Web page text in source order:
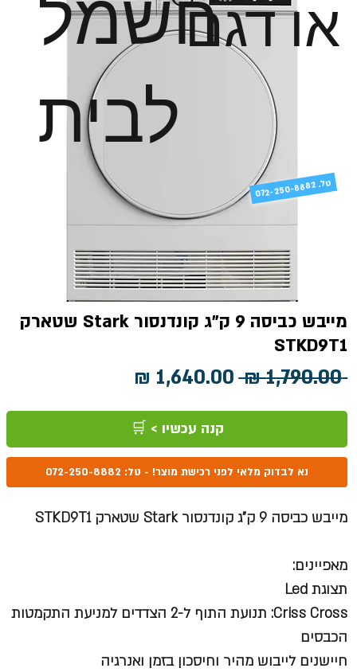
או דגם
לבית
מייבש כביסה 9 ק”ג קונדנסור Stark שטארק
STKD9T1
‏1,790.00 ‏₪
מחיר
רגיל
מבצע
קנה עכשיו > 🛒
נא לבדוק מלאי לפני רכישת מוצר! - טל: 072-250-8882
מייבש כביסה 9 ק”ג קונדנסור Stark שטארק STKD9T1
מאפיינים:
תצוגת Led
Criss Cross: תנועת התוף ל-2 הצדדים למניעת התקמטות
הכבסים
חיישנים לייבוש מהיר וחיסכון בזמן ואנרגיה
072-250-8882 .טל